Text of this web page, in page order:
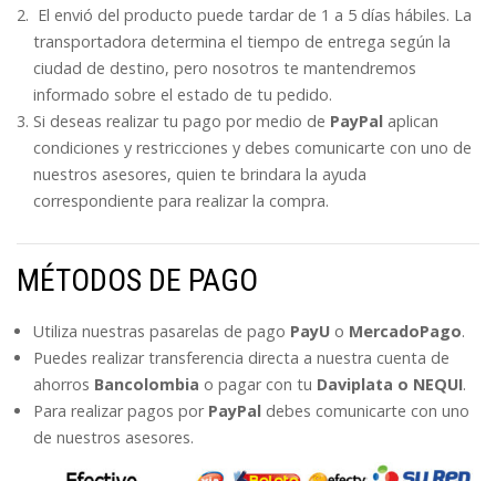
El envió del producto puede tardar de 1 a 5 días hábiles. La
transportadora determina el tiempo de entrega según la
ciudad de destino, pero nosotros te mantendremos
informado sobre el estado de tu pedido.
Si deseas realizar tu pago por medio de PayPal aplican
condiciones y restricciones y debes comunicarte con uno de
nuestros asesores, quien te brindara la ayuda
correspondiente para realizar la compra.
MÉTODOS DE PAGO
Utiliza nuestras pasarelas de pago PayU o MercadoPago.
Puedes realizar transferencia directa a nuestra cuenta de
ahorros Bancolombia o pagar con tu Daviplata o NEQUI.
Para realizar pagos por PayPal debes comunicarte con uno
de nuestros asesores.